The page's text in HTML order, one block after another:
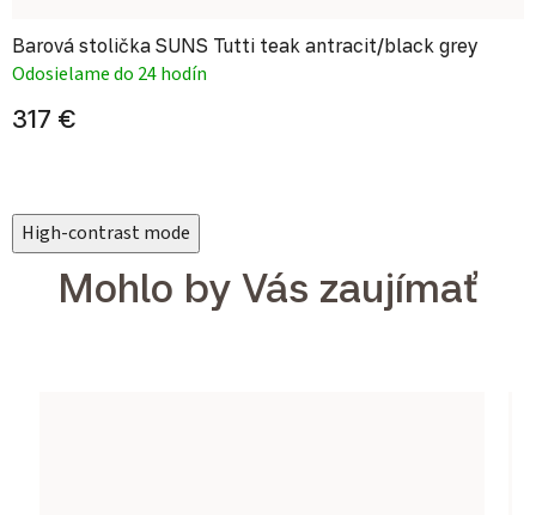
Barová stolička SUNS Tutti teak antracit/black grey
Odosielame do 24 hodín
317 €
High-contrast mode
Mohlo by Vás zaujímať